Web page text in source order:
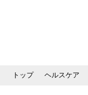
トップ ヘルスケア